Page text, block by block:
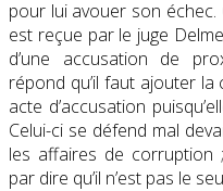
pour lui avouer son échec.
est reçue par le juge
d’une accusation de
répond qu’il faut ajouter
acte d’accusation
Celui-ci se défend mal
les affaires de corruption
par dire qu’il n’est pas le